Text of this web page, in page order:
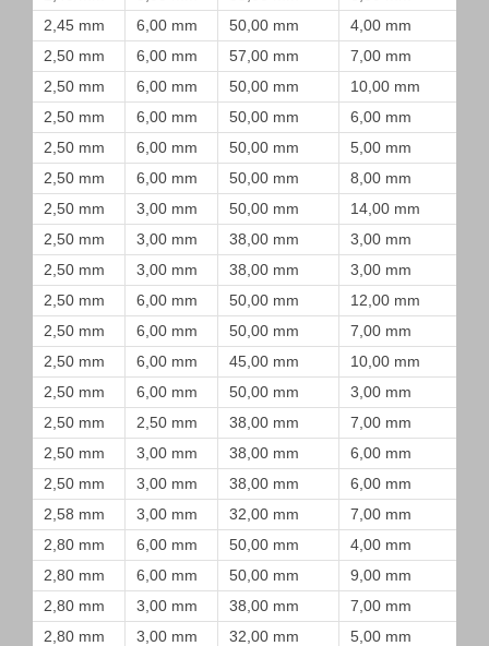
2,45 mm
6,00 mm 50,00 mm
4,00 mm
2,50 mm
6,00 mm 57,00 mm
7,00 mm
2,50 mm
6,00 mm 50,00 mm
10,00 mm
2,50 mm
6,00 mm 50,00 mm
6,00 mm
2,50 mm
6,00 mm 50,00 mm
5,00 mm
2,50 mm
6,00 mm 50,00 mm
8,00 mm
2,50 mm
3,00 mm 50,00 mm
14,00 mm
2,50 mm
3,00 mm 38,00 mm
3,00 mm
2,50 mm
3,00 mm 38,00 mm
3,00 mm
2,50 mm
6,00 mm 50,00 mm
12,00 mm
2,50 mm
6,00 mm 50,00 mm
7,00 mm
2,50 mm
6,00 mm 45,00 mm
10,00 mm
2,50 mm
6,00 mm 50,00 mm
3,00 mm
2,50 mm
2,50 mm 38,00 mm
7,00 mm
2,50 mm
3,00 mm 38,00 mm
6,00 mm
2,50 mm
3,00 mm 38,00 mm
6,00 mm
2,58 mm
3,00 mm 32,00 mm
7,00 mm
2,80 mm
6,00 mm 50,00 mm
4,00 mm
2,80 mm
6,00 mm 50,00 mm
9,00 mm
2,80 mm
3,00 mm 38,00 mm
7,00 mm
2,80 mm
3,00 mm 32,00 mm
5,00 mm